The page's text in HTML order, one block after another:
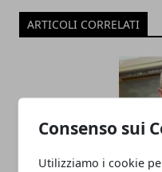
Consenso sui
Utilizziamo i cookie
ARTICOLI CORRELATI